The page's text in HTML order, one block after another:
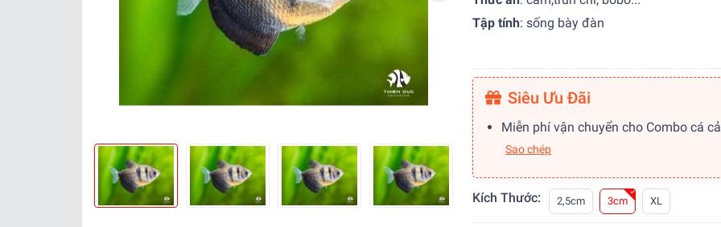
Tập tính: sống bày đàn
Siêu Ưu Đãi
Miễn phí vận chuyển cho Combo cá
Sao chép
Kích Thước: 2,5cm 3cm XL